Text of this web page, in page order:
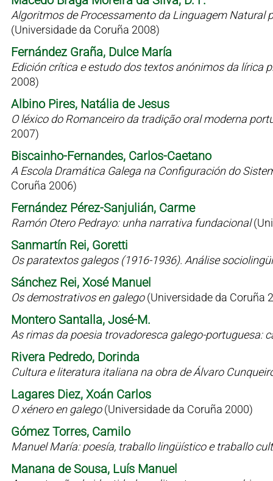
Algoritmos de Processamento da Linguagem Natural
(Universidade da Coruña 2008)
Fernández Graña, Dulce María
Edición crítica e estudo dos textos anónimos da lírica
2008)
Albino Pires, Natália de Jesus
O léxico do Romanceiro da tradição oral moderna
2007)
Biscainho-Fernandes, Carlos-Caetano
A Escola Dramática Galega na Configuración do
Coruña 2006)
Fernández Pérez-Sanjulián, Carme
Ramón Otero Pedrayo: unha narrativa fundacional
Sanmartín Rei, Goretti
Os paratextos galegos (1916-1936). Análise
Sánchez Rei, Xosé Manuel
Os demostrativos en galego(Universidade da Coruña
Montero Santalla, José-M.
As rimas da poesia trovadoresca galego-portuguesa:
Rivera Pedredo, Dorinda
Cultura e literatura italiana na obra de Álvaro
Lagares Diez, Xoán Carlos
O xénero en galego(Universidade da Coruña 2000)
Gómez Torres, Camilo
Manuel María: poesía, traballo lingüístico e traballo
Manana de Sousa, Luís Manuel